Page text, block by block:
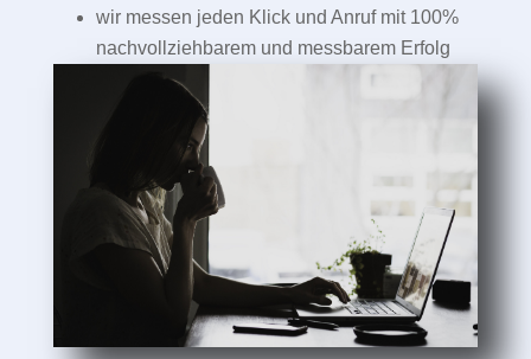
wir messen jeden Klick und Anruf mit 100%
nachvollziehbarem und messbarem Erfolg